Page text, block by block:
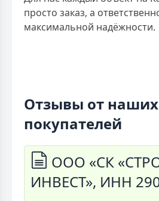
просто заказ, а
максимальной надёжности.
Отзывы от наших
покупателей
ООО «СК
ИНВЕСТ», ИНН